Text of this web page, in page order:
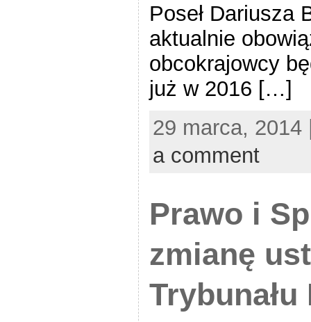
Poseł Dariusza
aktualnie
obcokrajowcy
już w 2016 […]
29 marca,
a comment
Prawo i
zmianę